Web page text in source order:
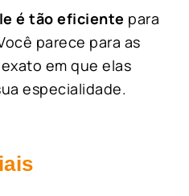
é tão eficiente para
parece para as
em que elas
especialidade.